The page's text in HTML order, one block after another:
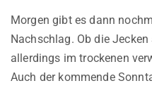
Morgen gibt es dann
Nachschlag. Ob die
allerdings im trockenen
Auch der kommende